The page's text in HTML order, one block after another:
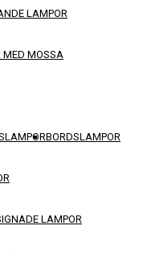
LAMPOR
MED MOSSA
BORDSLAMPOR
LAMPOR